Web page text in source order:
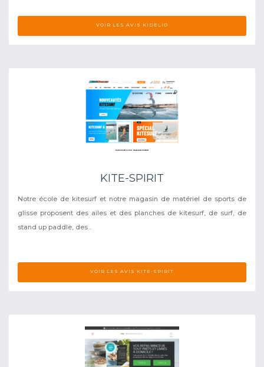
VOIR LES AVIS KIDELIO
KITE-SPIRIT
Notre école de kitesurf et notre magasin de matériel de sports de
glisse proposent des ailes et des planches de kitesurf, de surf, de
stand up paddle, des...
VOIR LES AVIS KITE-SPIRIT